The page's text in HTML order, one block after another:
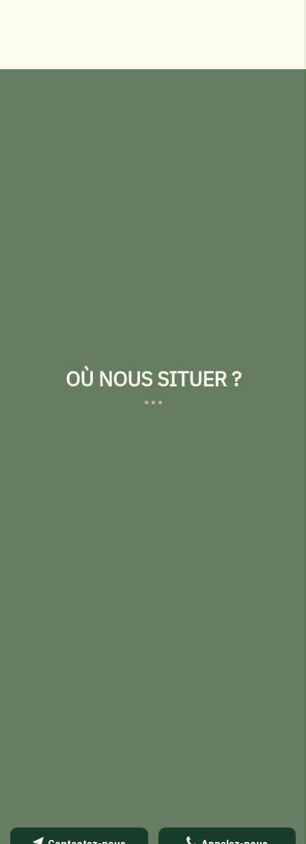
OÙ NOUS SITUER ?